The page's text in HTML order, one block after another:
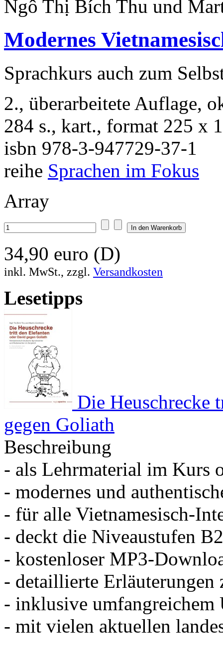
Ngô Thị Bích Thu und
Modernes
Sprachkurs auch zum
2., überarbeitete Auflage,
284 s., kart., format 225 x
isbn 978-3-947729-37-1
reihe Sprachen im Fokus
Array
34,90 euro (D)
inkl. MwSt., zzgl. Versandkosten
Lesetipps
Die Heuschrecke
gegen Goliath
Beschreibung
- als Lehrmaterial im Kurs
- modernes und
- für alle Vietnamesisch-
- deckt die Niveaustufen
- kostenloser MP3-
- detaillierte Erläuterungen
- inklusive
- mit vielen aktuellen